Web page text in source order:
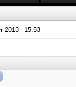
2013 - 15:53